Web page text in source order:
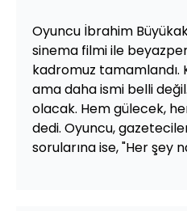
Oyuncu İbrahim
sinema filmi ile
kadromuz tamamlandı.
ama daha ismi belli
olacak. Hem gülecek,
dedi. Oyuncu,
sorularına ise, "Her şey